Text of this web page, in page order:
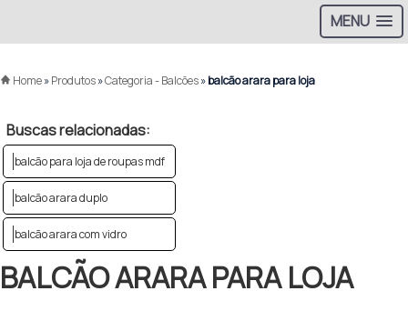
MENU
Home»Produtos»Categoria - Balcões»balcão arara para loja
Buscas relacionadas:
balcão para loja de roupas mdf
balcão arara duplo
balcão arara com vidro
BALCÃO ARARA PARA LOJA